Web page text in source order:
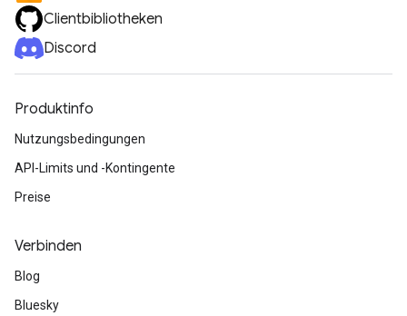
Clientbibliotheken
Discord
Produktinfo
Nutzungsbedingungen
API-Limits und -Kontingente
Preise
Verbinden
Blog
Bluesky